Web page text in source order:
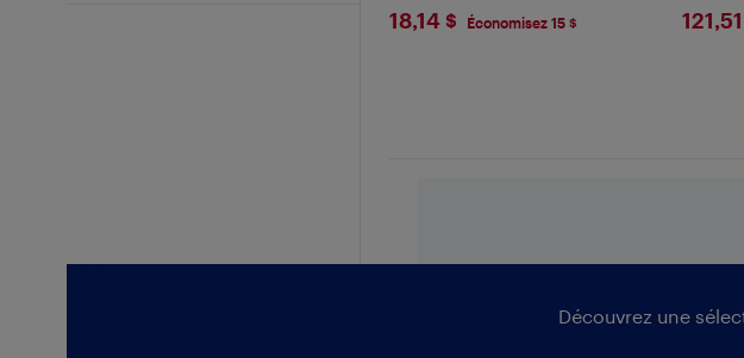
$18.14
18,14 $ Économisez 15 $
Découvrez une